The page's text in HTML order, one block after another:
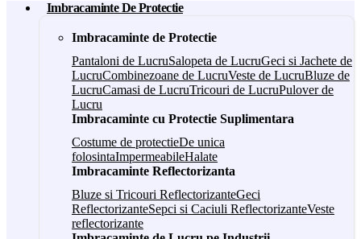
Imbracaminte De Protectie
Imbracaminte de Protectie
Pantaloni de LucruSalopeta de LucruGeci si Jachete de
LucruCombinezoane de LucruVeste de LucruBluze de
LucruCamasi de LucruTricouri de LucruPulover de
Lucru
Imbracaminte cu Protectie Suplimentara
Costume de protectieDe unica
folosintaImpermeabileHalate
Imbracaminte Reflectorizanta
Bluze si Tricouri ReflectorizanteGeci
ReflectorizanteSepci si Caciuli ReflectorizanteVeste
reflectorizante